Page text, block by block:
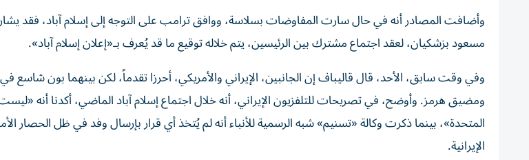
وأضافت المصادر أنه في حال سارت المفاوضات بسلاسة، ووافق ترامب على التوجه إلى إسلام آباد، فقد
مسعود بزشكيان، لعقد اجتماع مشترك بين الرئيسين، يتم خلاله توقيع ما قد يُعرف بـ«إعلان إسلام آباد».
وفي وقت سابق، الأحد، قال قاليباف إن الجانبين، الإيراني والأمريكي، أحرزا تقدماً، لكن بينهما بون شاسع
ومضيق هرمز. وأوضح، في تصريحات للتلفزيون الإيراني، أنه خلال اجتماع إسلام آباد الماضي، أكدنا أنه «ليست
المتحدة»، بينما ذكرت وكالة «تسنيم» شبه الرسمية للأنباء أنه لم يُتخذ أي قرار بإرسال وفد في ظل الحصار
الإيرانية.